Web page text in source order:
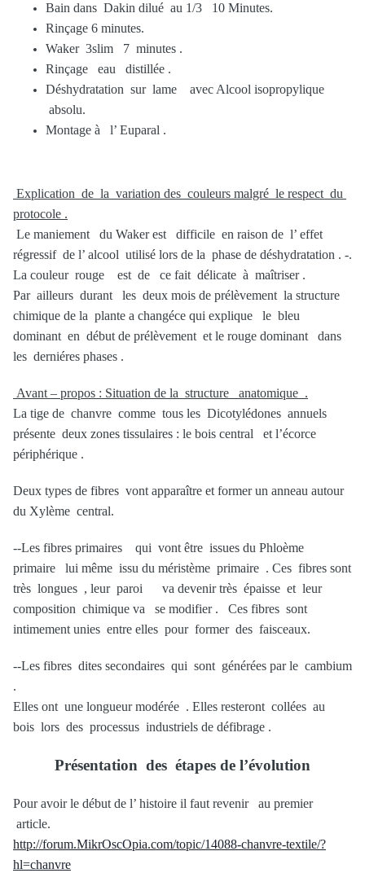
Bain dans Dakin dilué au 1/3 10 Minutes.
Rinçage 6 minutes.
Waker 3slim 7 minutes .
Rinçage eau distillée .
Déshydratation sur lame avec Alcool isopropylique
absolu.
Montage à l’ Euparal .
Explication de la variation des couleurs malgré le respect du
protocole .
Le maniement du Waker est difficile en raison de l’ effet
régressif de l’ alcool utilisé lors de la phase de déshydratation . -.
La couleur rouge est de ce fait délicate à maîtriser .
Par ailleurs durant les deux mois de prélèvement la structure
chimique de la plante a changéce qui explique le bleu
dominant en début de prélèvement et le rouge dominant dans
les derniéres phases .
Avant – propos : Situation de la structure anatomique .
La tige de chanvre comme tous les Dicotylédones annuels
présente deux zones tissulaires : le bois central et l’écorce
périphérique .
Deux types de fibres vont apparaître et former un anneau autour
du Xylème central.
--Les fibres primaires qui vont être issues du Phloème
primaire lui même issu du méristème primaire . Ces fibres sont
très longues , leur paroi va devenir très épaisse et leur
composition chimique va se modifier . Ces fibres sont
intimement unies entre elles pour former des faisceaux.
--Les fibres dites secondaires qui sont générées par le cambium
.
Elles ont une longueur modérée . Elles resteront collées au
bois lors des processus industriels de défibrage .
Présentation des étapes de l’évolution
Pour avoir le début de l’ histoire il faut revenir au premier
article.
http://forum.MikrOscOpia.com/topic/14088-chanvre-textile/?
hl=chanvre